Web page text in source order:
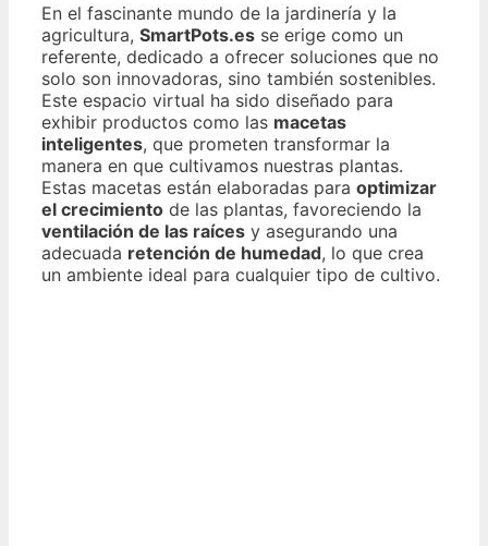
En el fascinante mundo de la jardinería y la
agricultura, SmartPots.es se erige como un
referente, dedicado a ofrecer soluciones que no
solo son innovadoras, sino también sostenibles.
Este espacio virtual ha sido diseñado para
exhibir productos como las macetas
inteligentes, que prometen transformar la
manera en que cultivamos nuestras plantas.
Estas macetas están elaboradas para optimizar
el crecimiento de las plantas, favoreciendo la
ventilación de las raíces y asegurando una
adecuada retención de humedad, lo que crea
un ambiente ideal para cualquier tipo de cultivo.